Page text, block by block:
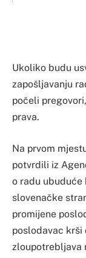
Ukoliko budu
zapošljavanju
počeli
prava.
Na prvom
potvrdili iz
o radu ubuduće
slovenačke
promijene
poslodavac krši
zloupotrebljava